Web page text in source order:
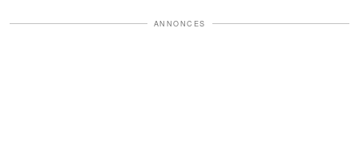
ANNONCES